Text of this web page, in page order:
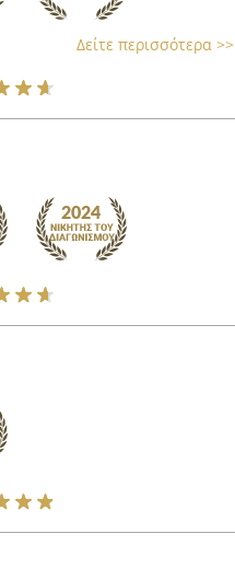
Δείτε περισσότερα >>